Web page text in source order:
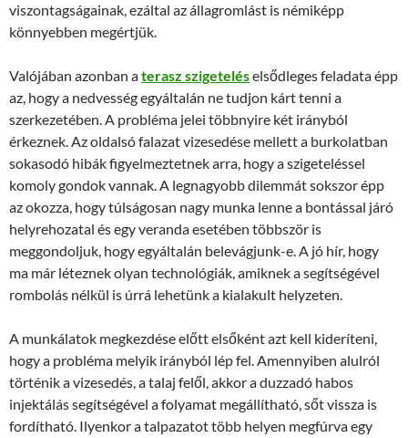
viszontagságainak, ezáltal az állagromlást is némiképp
könnyebben megértjük.
Valójában azonban aterasz szigeteléselsődleges feladata épp
az, hogy a nedvesség egyáltalán ne tudjon kárt tenni a
szerkezetében. A probléma jelei többnyire két irányból
érkeznek. Az oldalsó falazat vizesedése mellett a burkolatban
sokasodó hibák figyelmeztetnek arra, hogy a szigeteléssel
komoly gondok vannak. A legnagyobb dilemmát sokszor épp
az okozza, hogy túlságosan nagy munka lenne a bontással járó
helyrehozatal és egy veranda esetében többször is
meggondoljuk, hogy egyáltalán belevágjunk-e. A jó hír, hogy
ma már léteznek olyan technológiák, amiknek a segítségével
rombolás nélkül is úrrá lehetünk a kialakult helyzeten.
A munkálatok megkezdése előtt elsőként azt kell kideríteni,
hogy a probléma melyik irányból lép fel. Amennyiben alulról
történik a vizesedés, a talaj felől, akkor a duzzadó habos
injektálás segítségével a folyamat megállítható, sőt vissza is
fordítható. Ilyenkor a talpazatot több helyen megfúrva egy